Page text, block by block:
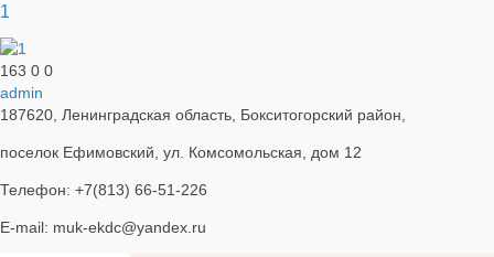
1
163 0 0
admin
187620, Ленинградская область, Бокситогорский район,
поселок Ефимовский, ул. Комсомольская, дом 12
Телефон: +7(813) 66-51-226
E-mail: muk-ekdc@yandex.ru